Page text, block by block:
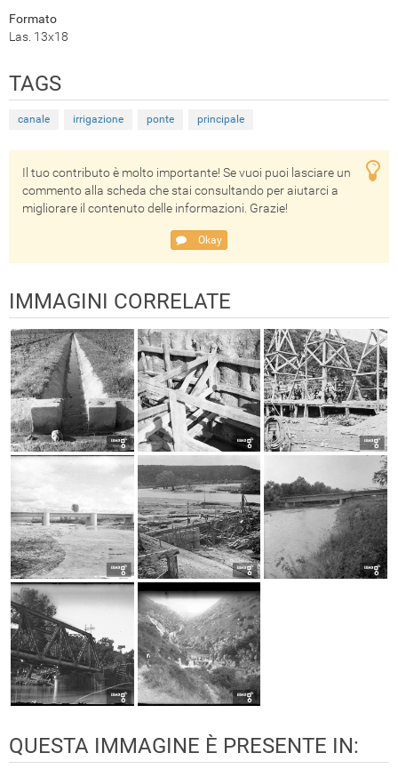
Formato
Las. 13x18
TAGS
canale irrigazione ponte principale
Il tuo contributo è molto importante! Se vuoi puoi lasciare un
commento alla scheda che stai consultando per aiutarci a
migliorare il contenuto delle informazioni. Grazie!
Okay
IMMAGINI CORRELATE
QUESTA IMMAGINE È PRESENTE IN: